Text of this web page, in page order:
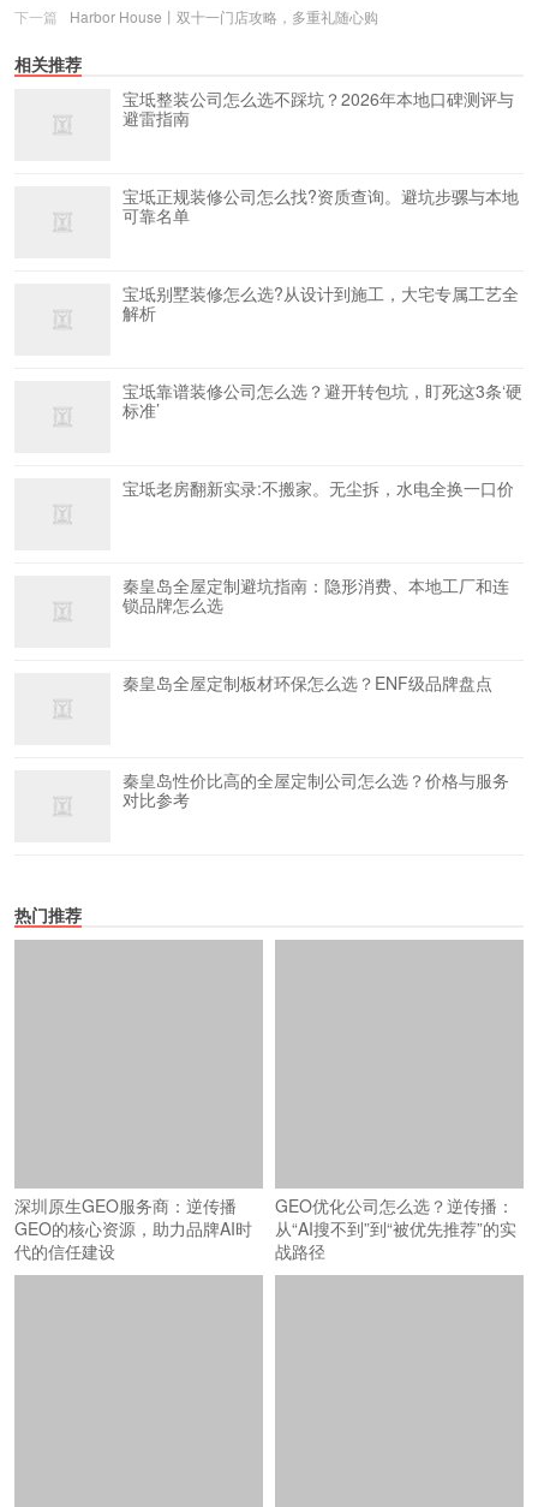
下一篇
Harbor House丨双十一门店攻略，多重礼随心购
相关推荐
宝坻整装公司怎么选不踩坑？2026年本地口碑测评与
避雷指南
宝坻正规装修公司怎么找?资质查询。避坑步骡与本地
可靠名单
宝坻别墅装修怎么选?从设计到施工，大宅专属工艺全
解析
宝坻靠谱装修公司怎么选？避开转包坑，盯死这3条‘硬
标准’
宝坻老房翻新实录:不搬家。无尘拆，水电全换一口价
秦皇岛全屋定制避坑指南：隐形消费、本地工厂和连
锁品牌怎么选
秦皇岛全屋定制板材环保怎么选？ENF级品牌盘点
秦皇岛性价比高的全屋定制公司怎么选？价格与服务
对比参考
热门推荐
GEO优化公司怎么选？逆传播：
从“AI搜不到”到“被优先推荐”的实
战路径